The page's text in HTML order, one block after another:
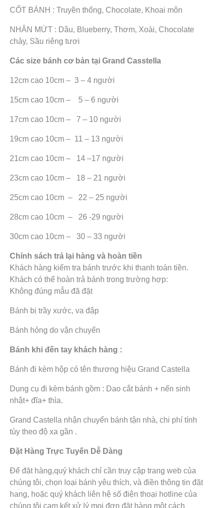
CỐT BÁNH : Truyền thống, Chocolate, Khoai môn
NHÂN MỨT : Dâu, Blueberry, Thơm, Xoài, Chocolate
chảy, Sầu riêng tươi
Các size bánh cơ bản tại Grand Casstella
12cm cao 10cm – 3 – 4 người
15cm cao 10cm – 5 – 6 người
17cm cao 10cm – 7 – 10 người
19cm cao 10cm – 11 – 13 người
21cm cao 10cm – 14 –17 người
23cm cao 10cm – 18 – 21 người
25cm cao 10cm – 22 – 25 người
28cm cao 10cm – 26 -29 người
30cm cao 10cm – 30 – 33 người
Chính sách trả lại hàng và hoàn tiền
Khách hàng kiểm tra bánh trước khi thanh toán tiền.
Khách có thể hoàn trả bánh trong trường hợp:
Không đúng mẫu đã đặt
Bánh bị trầy xước, va đập
Bánh hỏng do vận chuyển
Bánh khi đến tay khách hàng :
Bánh đi kèm hộp có tên thương hiệu Grand Castella
Dụng cụ đi kèm bánh gồm : Dao cắt bánh + nến sinh
nhật+ đĩa+ thìa.
Grand Castella nhận chuyển bánh tận nhà, chi phí tính
tùy theo độ xa gần .
Đặt Hàng Trực Tuyến Dễ Dàng
Để đặt hàng,quý khách chỉ cần truy cập trang web của
chúng tôi, chọn loại bánh yêu thích, và điền thông tin đặt
hang, hoặc quý khách liên hệ số điện thoại hotline của
chúng tôi cam kết xử lý mọi đơn đặt hàng một cách